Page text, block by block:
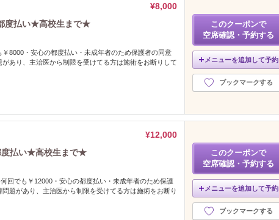
¥8,000
払い★高校生まで★
8000・安心の都度払い・未成年者のため保護者の同意
あり、主治医から制限を受けてる方は施術をお断りして
このクーポンで
空席確認・予約する
メニューを追加して予約
ブックマークする
¥12,000
払い★高校生まで★
回でも￥12000・安心の都度払い・未成年者のため保護
題があり、主治医から制限を受けてる方は施術をお断り
このクーポンで
空席確認・予約する
メニューを追加して予約
ブックマークする